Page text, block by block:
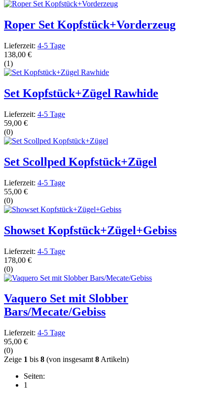
Roper Set Kopfstück+Vorderzeug
Lieferzeit: 4-5 Tage
138,00 €
(1)
Set Kopfstück+Zügel Rawhide
Lieferzeit: 4-5 Tage
59,00 €
(0)
Set Scollped Kopfstück+Zügel
Lieferzeit: 4-5 Tage
55,00 €
(0)
Showset Kopfstück+Zügel+Gebiss
Lieferzeit: 4-5 Tage
178,00 €
(0)
Vaquero Set mit Slobber
Bars/Mecate/Gebiss
Lieferzeit: 4-5 Tage
95,00 €
(0)
Zeige 1 bis 8 (von insgesamt 8 Artikeln)
Seiten:
1